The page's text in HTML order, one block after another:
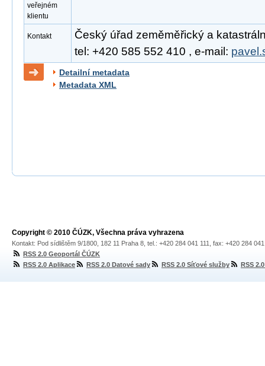
veřejném
klientu
Kontakt
Český úřad zeměměřický a
tel: +420 585 552 410 , e-mail:
Detailní metadata
Metadata XML
Copyright © 2010 ČÚZK, Všechna práva vyhrazena
Kontakt: Pod sídlištěm 9/1800, 182 11 Praha 8, tel.: +420 284 041 111, fax: +420 284
RSS 2.0 Geoportál ČÚZK
RSS 2.0 Aplikace
RSS 2.0 Datové sady RSS 2.0 Síťové služby RSS